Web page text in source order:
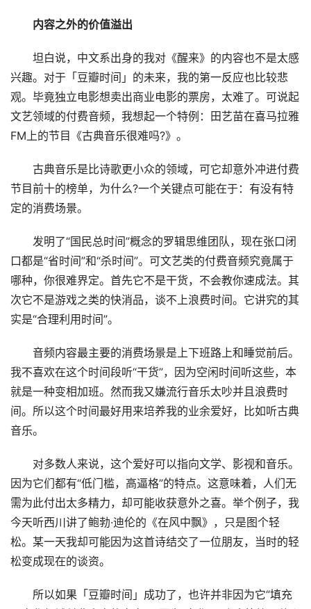
内容之外的价值溢出
坦白说，中文系出身的我对《醒来》的内容也不是太感
兴趣。对于「豆瓣时间」的未来，我的第一反应也比较悲
观。毕竟独立电影想卖出商业电影的票房，太难了。可说起
文艺领域的付费音频，我想起一个特例：田艺苗在喜马拉雅
FM上的节目《古典音乐很难吗?》。
古典音乐是比诗歌更小众的领域，可它却意外冲进付费
节目前十的榜单，为什么?一个关键点可能在于：有没有特
定的消费场景。
发明了“国民总时间”概念的罗辑思维团队，现在张口闭
口都是“省时间”和“杀时间”。可文艺类的付费音频究竟属于
哪种，你很难界定。首先它不是干货，不会教你速成法。其
次它不是游戏之类的快消品，谈不上浪费时间。它讲究的其
实是“合理利用时间”。
音频内容最主要的消费场景是上下班路上和睡觉前后。
我不喜欢在这个时间段听“干货”，因为空闲时间听这些，本
就是一种变相加班。然而我又嫌流行音乐太吵并且浪费时
间。所以这个时间最好用来培养我的业余爱好，比如听古典
音乐。
对多数人来说，这个爱好可以指向文学、影视和音乐。
因为它们都有“低门槛，高逼格”的特点。这意味着，人们无
需为此付出太多精力，却可能收获意外之喜。举个例子，我
今天听西川讲了鲍勃·迪伦的《在风中飘》，只是图个轻
松。某一天我却可能因为这首诗结交了一位朋友，当时的轻
松变成现在的谈资。
所以如果「豆瓣时间」成功了，也许并非因为它“填充